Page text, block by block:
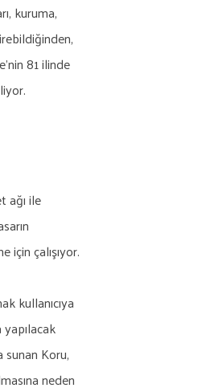
kuruma,
81 ilinde
ağı ile
çalışıyor.
kullanıcıya
sunan Koru,
neden